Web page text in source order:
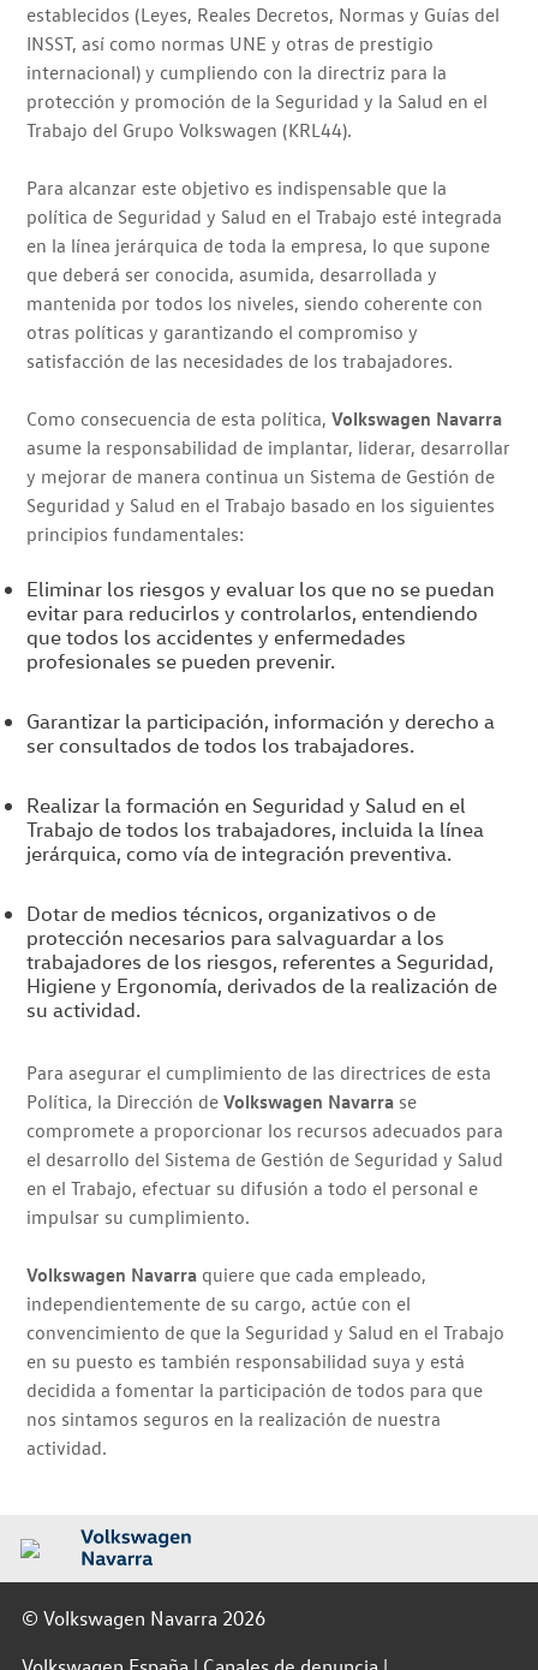
establecidos (Leyes, Reales Decretos, Normas y Guías del
INSST, así como normas UNE y otras de prestigio
internacional) y cumpliendo con la directriz para la
protección y promoción de la Seguridad y la Salud en el
Trabajo del Grupo Volkswagen (KRL44).
Para alcanzar este objetivo es indispensable que la
política de Seguridad y Salud en el Trabajo esté integrada
en la línea jerárquica de toda la empresa, lo que supone
que deberá ser conocida, asumida, desarrollada y
mantenida por todos los niveles, siendo coherente con
otras políticas y garantizando el compromiso y
satisfacción de las necesidades de los trabajadores.
Como consecuencia de esta política,Volkswagen Navarra
asume la responsabilidad de implantar, liderar, desarrollar
y mejorar de manera continua un Sistema de Gestión de
Seguridad y Salud en el Trabajo basado en los siguientes
principios fundamentales:
Eliminar los riesgos y evaluar los que no se puedan
evitar para reducirlos y controlarlos, entendiendo
que todos los accidentes y enfermedades
profesionales se pueden prevenir.
Garantizar la participación, información y derecho a
ser consultados de todos los trabajadores.
Realizar la formación en Seguridad y Salud en el
Trabajo de todos los trabajadores, incluida la línea
jerárquica, como vía de integración preventiva.
Dotar de medios técnicos, organizativos o de
protección necesarios para salvaguardar a los
trabajadores de los riesgos, referentes a Seguridad,
Higiene y Ergonomía, derivados de la realización de
su actividad.
Para asegurar el cumplimiento de las directrices de esta
Política, la Dirección deVolkswagen Navarra se
compromete a proporcionar los recursos adecuados para
el desarrollo del Sistema de Gestión de Seguridad y Salud
en el Trabajo, efectuar su difusión a todo el personal e
impulsar su cumplimiento.
Volkswagen Navarra quiere que cada empleado,
independientemente de su cargo, actúe con el
convencimiento de que la Seguridad y Salud en el Trabajo
en su puesto es también responsabilidad suya y está
decidida a fomentar la participación de todos para que
nos sintamos seguros en la realización de nuestra
actividad.
© Volkswagen Navarra 2026